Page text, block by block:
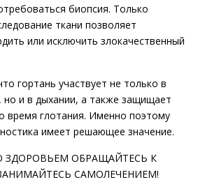
биопсия. Только
ткани позволяет
или исключить злокачественный
гортань участвует не только в
но и в дыхании, а также защищает
время глотания. Именно поэтому
имеет решающее значение.
ЗДОРОВЬЕМ ОБРАЩАЙТЕСЬ К
САМОЛЕЧЕНИЕМ!